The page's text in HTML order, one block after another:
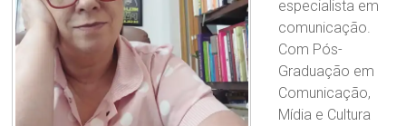
especialista em
comunicação.
Com Pós-
Graduação em
Comunicação,
Mídia e Cultura